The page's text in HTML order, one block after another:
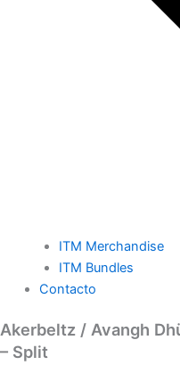
ITM Merchandise
ITM Bundles
Contacto
Akerbeltz / Avangh
– Split
Akerbeltz